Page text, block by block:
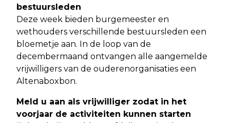
bestuursleden
Deze week bieden burgemeester en
wethouders verschillende bestuursleden een
bloemetje aan. In de loop van de
decembermaand ontvangen alle aangemelde
vrijwilligers van de ouderenorganisaties een
Altenaboxbon.
Meld u aan als vrijwilliger zodat in het
voorjaar de activiteiten kunnen starten